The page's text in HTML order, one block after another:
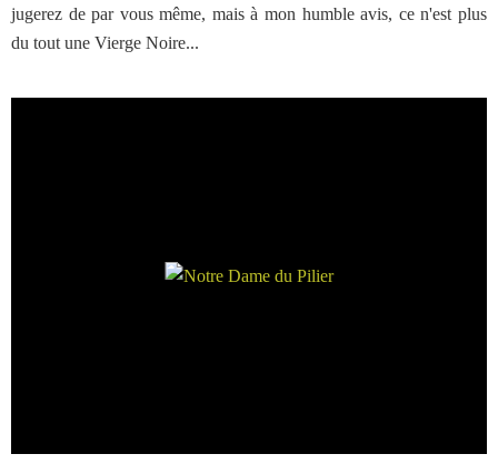
jugerez de par vous même, mais à mon humble avis, ce n'est plus
du tout une Vierge Noire...